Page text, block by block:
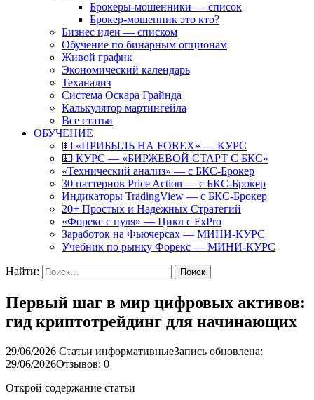
Брокеры-мошенники — список
Брокер-мошенник это кто?
Бизнес идеи — списком
Обучение по бинарным опционам
Живой график
Экономический календарь
Теханализ
Система Оскара Грайнда
Калькулятор мартингейла
Все статьи
ОБУЧЕНИЕ
💵 «ПРИБЫЛЬ НА FOREX» — КУРС
💵 КУРС — «БИРЖЕВОЙ СТАРТ С БКС»
«Технический анализ» — с БКС-Брокер
30 паттернов Price Action — с БКС-Брокер
Индикаторы TradingView — с БКС-Брокер
20+ Простых и Надежных Стратегий
«Форекс с нуля» — Цикл с FxPro
Заработок на Фьючерсах — МИНИ-КУРС
Учебник по рынку Форекс — МИНИ-КУРС
Найти:
Первый шаг в мир цифровых активов:
гид криптотрейдинг для начинающих
29/06/2026 Статьи информативныеЗапись обновлена:
29/06/2026Отзывов: 0
Открой содержание статьи